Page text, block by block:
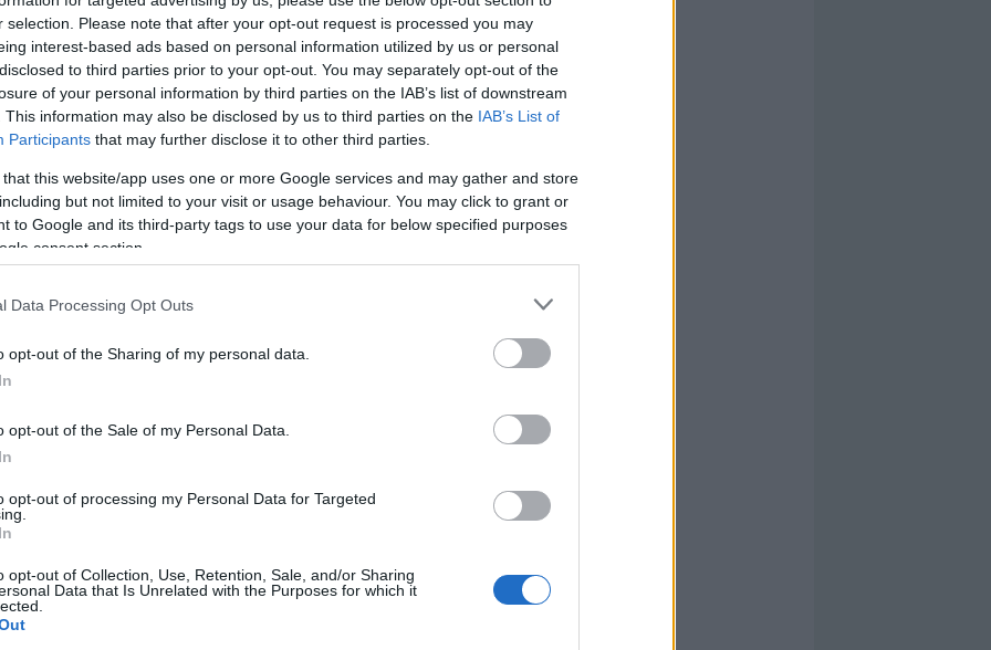
selection. Please note that after your opt-out request is processed you may
interest-based ads based on personal information utilized by us or personal
to third parties prior to your opt-out. You may separately opt-out of the
of your personal information by third parties on the IAB’s list of downstream
This information may also be disclosed by us to third parties on the IAB’s List of
Participants that may further disclose it to other third parties.
that this website/app uses one or more Google services and may gather and store
but not limited to your visit or usage behaviour. You may click to grant or
to Google and its third-party tags to use your data for below specified purposes
consent section.
Data Processing Opt Outs
opt-out of the Sharing of my personal data.
opt-out of the Sale of my Personal Data.
opt-out of processing my Personal Data for Targeted
opt-out of Collection, Use, Retention, Sale, and/or Sharing
Data that Is Unrelated with the Purposes for which it
Espanyol en un partido en el que Antonio
musculares en el minuto 15. El parte
indica que el defensor alemán sufre una lesión
por la que estará fuera de los terrenos de juego
derbi madrileño de la jornada 23 y, posiblemente,
de Champions.
cayó lesionado, aunque no en el partido contra
lunes. El defensor austríaco sufre la misma
entre 2 y 3 semanas de baja. Grave contratiempo
decisivo de la temporada con Asencio y
con la mala noticia de la lesión de Conechny.
camilla tras un golpe en la cabeza con Gavi y
Finalmente sufre un traumatismo
frontal por las que queda pendiente de
un duelo en el que perdió a Seydouba Cissé en
lesión muscular. El centrocampista guineano